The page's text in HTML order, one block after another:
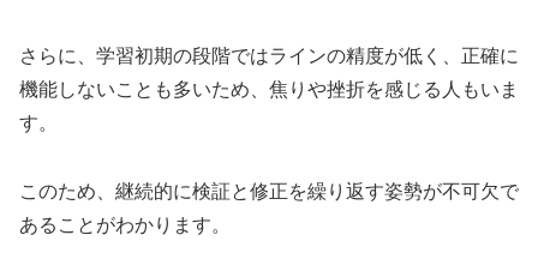
さらに、学習初期の段階ではラインの精度が低く、正確に
機能しないことも多いため、焦りや挫折を感じる人もいま
す。
このため、継続的に検証と修正を繰り返す姿勢が不可欠で
あることがわかります。